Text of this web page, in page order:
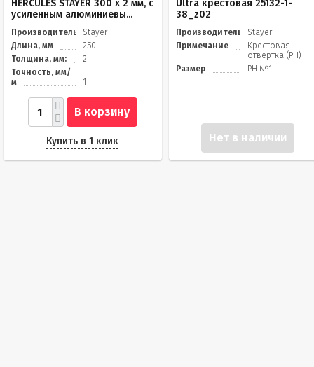
HERCULES STAYER 300 х 2 мм, с
усиленным алюминиевы...
Производитель
Stayer
Длина, мм
250
Толщина, мм:
2
Точность, мм/
м
1
В корзину
Купить в 1 клик
Ultra крестовая 25132-1-
38_z02
Производитель
Stayer
Примечание
Крестовая
отвертка (PH)
Размер
PH №1
Нет в наличии